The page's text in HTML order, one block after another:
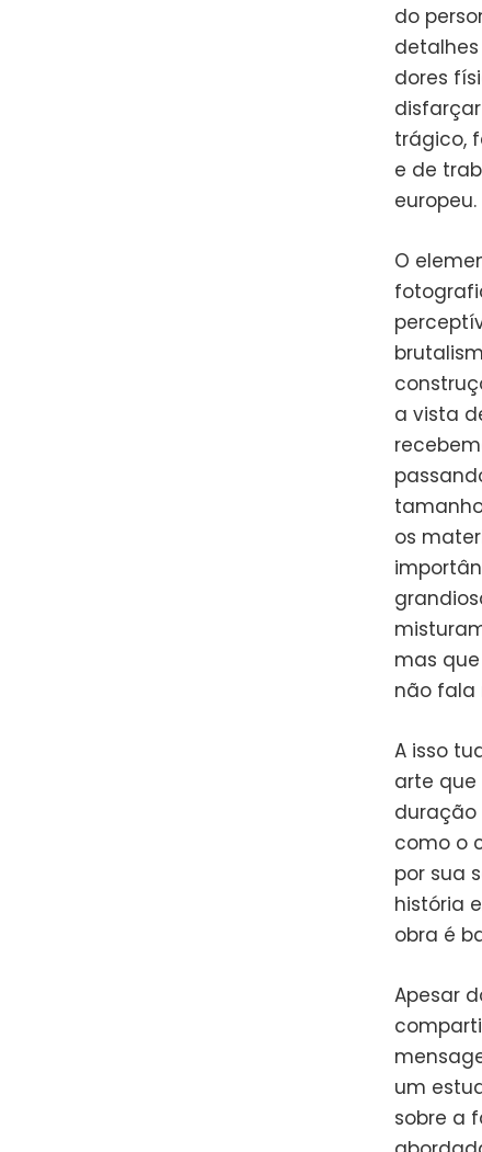
do
dores
trágico,
e de
europeu.
O
a vista
os
mas
não fala
A isso
arte
duração
como o
por sua
história
obra é
Apesar
um
sobre a